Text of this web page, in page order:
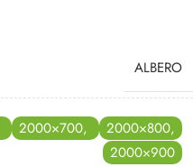
ALBERO
2000×700, 2000×800,
2000×900